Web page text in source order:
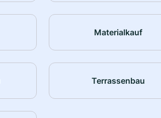
Materialkauf
Terrassenbau